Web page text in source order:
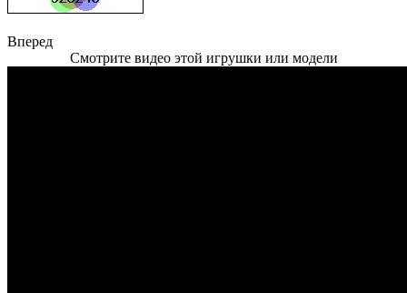
Вперед
Смотрите видео этой игрушки или модели